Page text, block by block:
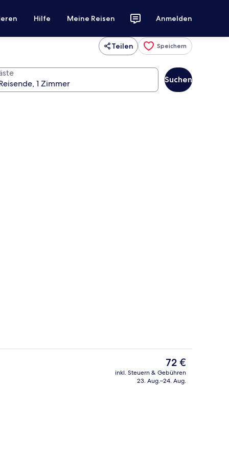
Hilfe Meine Reisen Anmelden
Teilen Speichern
Suchen
Tägliches Frühstücksbuffet gegen
Der
aktuelle
Preis
72 €
inkl. Steuern & Gebühren
23. Aug.–24. Aug.